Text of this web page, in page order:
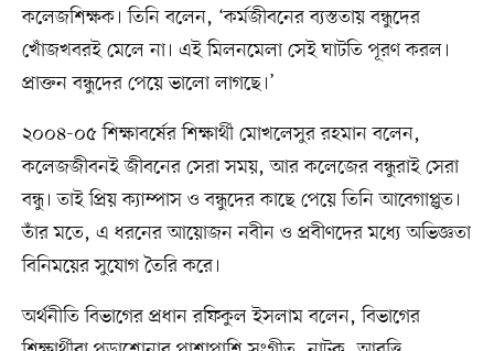
কলেজশিক্ষক। তিনি বলেন, ‘কর্মজীবনের ব্যস্ততায় বন্ধুদের
খোঁজখবরই মেলে না। এই মিলনমেলা সেই ঘাটতি পূরণ করল।
প্রাক্তন বন্ধুদের পেয়ে ভালো লাগছে।’
২০০৪-০৫ শিক্ষাবর্ষের শিক্ষার্থী মোখলেসুর রহমান বলেন,
কলেজজীবনই জীবনের সেরা সময়, আর কলেজের বন্ধুরাই সেরা
বন্ধু। তাই প্রিয় ক্যাম্পাস ও বন্ধুদের কাছে পেয়ে তিনি আবেগাপ্লুত।
তাঁর মতে, এ ধরনের আয়োজন নবীন ও প্রবীণদের মধ্যে অভিজ্ঞতা
বিনিময়ের সুযোগ তৈরি করে।
অর্থনীতি বিভাগের প্রধান রফিকুল ইসলাম বলেন, বিভাগের